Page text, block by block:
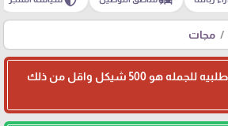
مجات
الزبائن الكرام ادنى قيمة طلبيه للجمله هو 500 شيكل واقل من ذلك